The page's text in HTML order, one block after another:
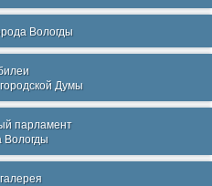
Вологды
Думы
парламент
Вологды